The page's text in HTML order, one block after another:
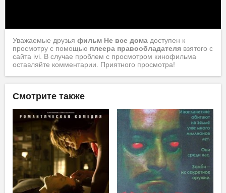
Уважаемые друзья фильм Не все дома доступен к
просмотру с помощью плеера правообладателя взятого с
сайта ivi. В случае проблем с просмотром кинофильма
оставляйте комментарии. Приятного просмотра!
Смотрите также